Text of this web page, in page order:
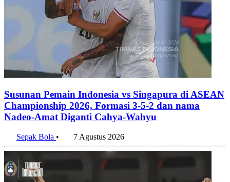
Miliar untuk Impor Mesin per Semester I 2026
7 Agustus 2026
Penulis:Tri Candra •Editor:Editor
#uclfinal#20252026 #championsleague #ligachampions
#arsenal